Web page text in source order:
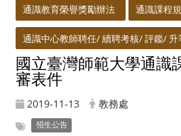
通識教育榮譽獎勵辦法 通識課程
通識中心教師聘任/ 續聘考核/ 評鑑/ 升
國立臺灣師範大學通識
審表件
2019-11-13 教務處
招生公告